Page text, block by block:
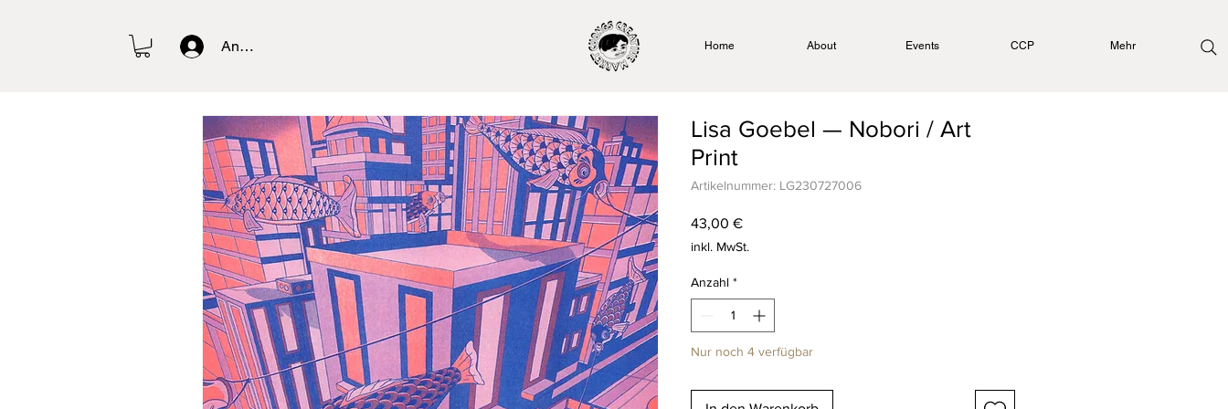
Anmelden Home About Events CCP Mehr
Lisa Goebel — Nobori / Art
Print
Artikelnummer: LG230727006
43,00 €Preis
inkl. MwSt.
Anzahl *
Nur noch 4 verfügbar